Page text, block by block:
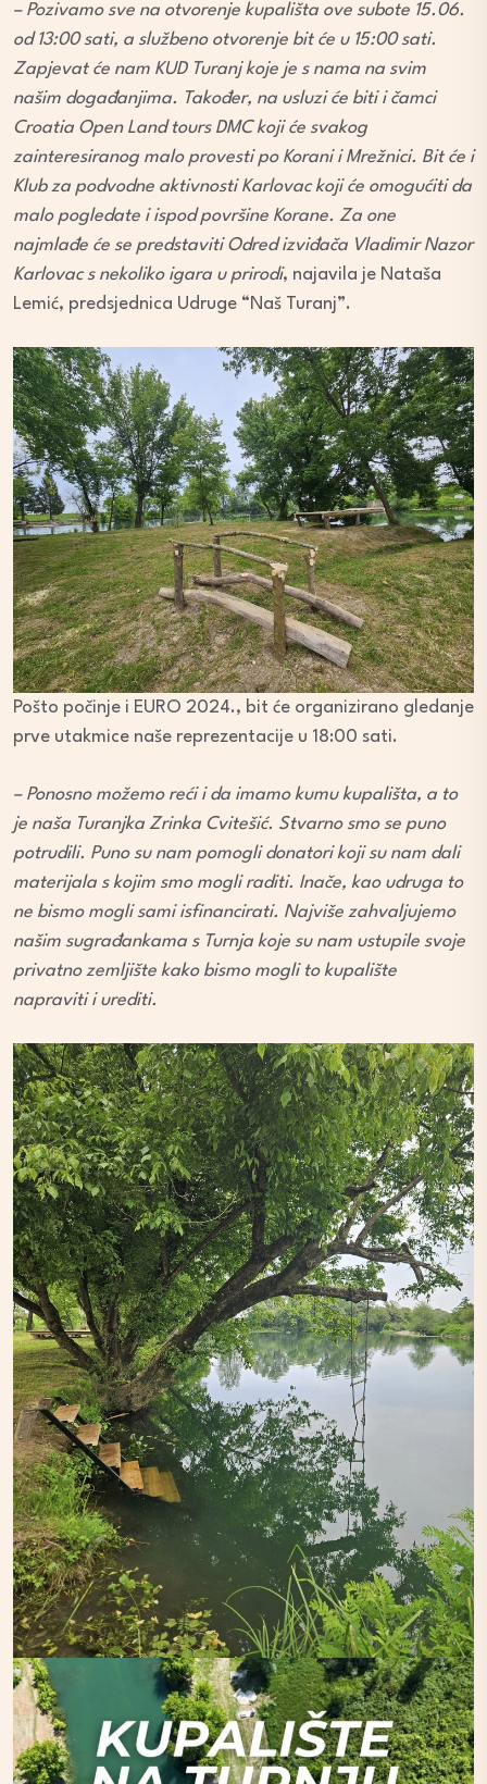
– Pozivamo sve na otvorenje kupališta ove subote 15.06.
od 13:00 sati, a službeno otvorenje bit će u 15:00 sati.
Zapjevat će nam KUD Turanj koje je s nama na svim
našim događanjima. Također, na usluzi će biti i čamci
Croatia Open Land tours DMC koji će svakog
zainteresiranog malo provesti po Korani i Mrežnici. Bit će i
Klub za podvodne aktivnosti Karlovac koji će omogućiti da
malo pogledate i ispod površine Korane. Za one
najmlađe će se predstaviti Odred izviđača Vladimir Nazor
Karlovac s nekoliko igara u prirodi, najavila je Nataša
Lemić, predsjednica Udruge “Naš Turanj”.
Pošto počinje i EURO 2024., bit će organizirano gledanje
prve utakmice naše reprezentacije u 18:00 sati.
– Ponosno možemo reći i da imamo kumu kupališta, a to
je naša Turanjka Zrinka Cvitešić. Stvarno smo se puno
potrudili. Puno su nam pomogli donatori koji su nam dali
materijala s kojim smo mogli raditi. Inače, kao udruga to
ne bismo mogli sami isfinancirati. Najviše zahvaljujemo
našim sugrađankama s Turnja koje su nam ustupile svoje
privatno zemljište kako bismo mogli to kupalište
napraviti i urediti.